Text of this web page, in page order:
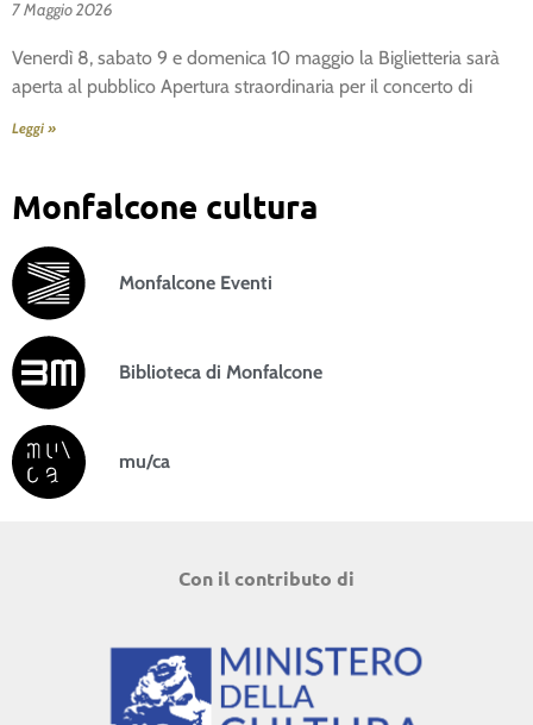
7 Maggio 2026
Venerdì 8, sabato 9 e domenica 10 maggio la Biglietteria sarà
aperta al pubblico Apertura straordinaria per il concerto di
Leggi »
Monfalcone cultura
Monfalcone Eventi
Biblioteca di Monfalcone
mu/ca
Con il contributo di